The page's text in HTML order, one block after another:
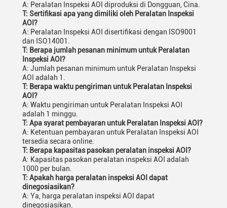
A: Peralatan Inspeksi AOI diproduksi di Dongguan, Cina.
T: Sertifikasi apa yang dimiliki oleh Peralatan Inspeksi
AOI?
A: Peralatan Inspeksi AOI disertifikasi dengan ISO9001
dan ISO14001.
T: Berapa jumlah pesanan minimum untuk Peralatan
Inspeksi AOI?
A: Jumlah pesanan minimum untuk Peralatan Inspeksi
AOI adalah 1.
T: Berapa waktu pengiriman untuk Peralatan Inspeksi
AOI?
A: Waktu pengiriman untuk Peralatan Inspeksi AOI
adalah 1 minggu.
T: Apa syarat pembayaran untuk Peralatan Inspeksi AOI?
A: Ketentuan pembayaran untuk Peralatan Inspeksi AOI
tersedia secara online.
T: Berapa kapasitas pasokan peralatan inspeksi AOI?
A: Kapasitas pasokan peralatan inspeksi AOI adalah
1000 per bulan.
T: Apakah harga peralatan inspeksi AOI dapat
dinegosiasikan?
A: Ya, harga peralatan inspeksi AOI dapat
dinegosiasikan.